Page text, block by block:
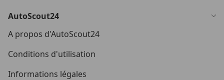
AutoScout24
A propos d'AutoScout24
Conditions d'utilisation
Informations légales